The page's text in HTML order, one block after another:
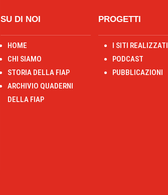
SU DI NOI
HOME
CHI SIAMO
STORIA DELLA FIAP
ARCHIVIO QUADERNI
DELLA FIAP
PROGETTI
I SITI REALIZZATI
PODCAST
PUBBLICAZIONI